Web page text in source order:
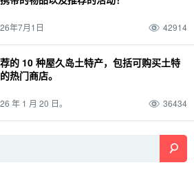
年7月1日 42914
的 10 种屋久岛土特产，包括可购买土特
热门商店。
年 1 月 20 日。 36434